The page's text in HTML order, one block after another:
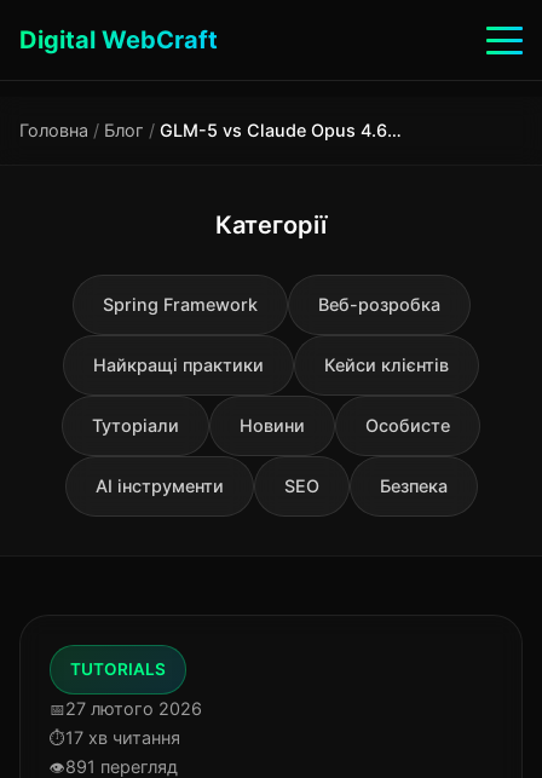
Digital WebCraft
Головна / Блог / GLM-5 vs Claude Opus 4.6 vs GPT-5 повний огляд LLM 2026
Категорії
Spring Framework Веб-розробка
Найкращі практики Кейси клієнтів
Туторіали Новини Особисте
AI інструменти SEO Безпека
TUTORIALS
27 лютого 2026
17 хв читання
891 перегляд